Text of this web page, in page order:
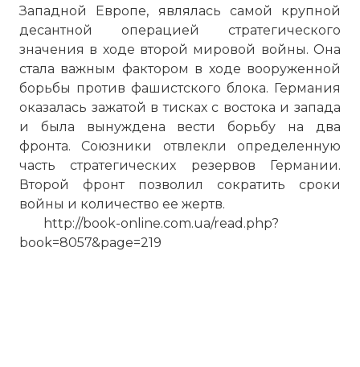
Западной Европе, являлась самой крупной
десантной операцией стратегического
значения в ходе второй мировой войны. Она
стала важным фактором в ходе вооруженной
борьбы против фашистского блока. Германия
оказалась зажатой в тисках с востока и запада
и была вынуждена вести борьбу на два
фронта. Союзники отвлекли определенную
часть стратегических резервов Германии.
Второй фронт позволил сократить сроки
войны и количество ее жертв.
http://book-online.com.ua/read.php?
book=8057&page=219